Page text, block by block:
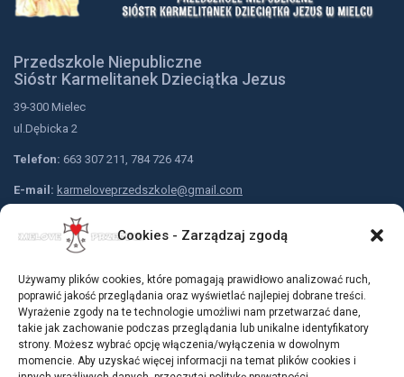
Cookies - Zarządzaj zgodą
Używamy plików cookies, które pomagają prawidłowo analizować ruch,
poprawić jakość przeglądania oraz wyświetlać najlepiej dobrane treści.
Wyrażenie zgody na te technologie umożliwi nam przetwarzać dane,
takie jak zachowanie podczas przeglądania lub unikalne identyfikatory
strony. Możesz wybrać opcję włączenia/wyłączenia w dowolnym
momencie. Aby uzyskać więcej informacji na temat plików cookies i
Przedszkole Niepubliczne
Sióstr Karmelitanek Dzieciątka Jezus
39-300 Mielec
ul.Dębicka 2
Telefon: 663 307 211, 784 726 474
E-mail: karmeloveprzedszkole@gmail.com
Nr konta przedszkola:
Bank Spółdzielczy w Mielcu
Dołącz do nas: